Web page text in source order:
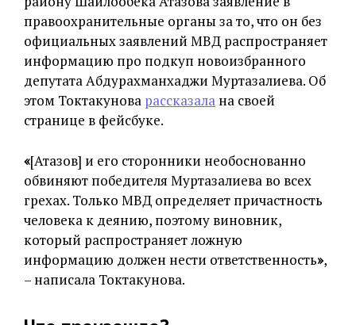
правоохранительные органы за то, что он без
официальных заявлений МВД распространяет
информацию про подкуп новоизбранного
депутата Абдурахманхаджи Муртазалиева. Об
этом Токтакунова рассказала на своей
странице в фейсбуке.
«[Атазов] и его сторонники необоснованно
обвиняют победителя Муртазалиева во всех
грехах. Только МВД определяет причастность
человека к деянию, поэтому виновник,
который распространяет ложную
информацию должен нести ответственность»,
– написала Токтакунова.